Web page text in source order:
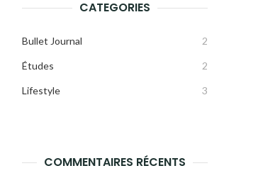
CATEGORIES
Bullet Journal 2
Études 2
Lifestyle 3
COMMENTAIRES RÉCENTS